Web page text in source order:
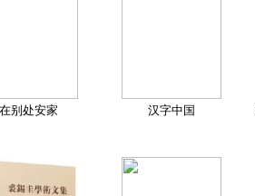
在别处安家 汉字中国